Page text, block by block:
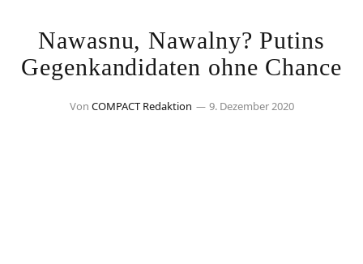
Nawasnu, Nawalny? Putins
Gegenkandidaten ohne Chance
Von COMPACT Redaktion 9. Dezember 2020